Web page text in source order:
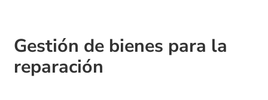
Gestión de bienes para la
reparación